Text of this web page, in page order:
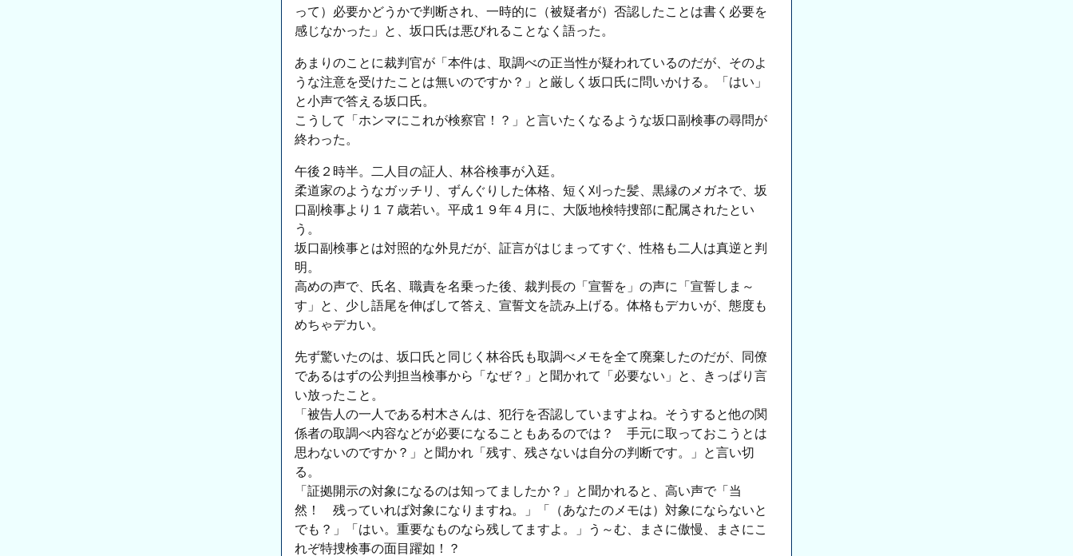
って）必要かどうかで判断され、一時的に（被疑者が）否認したことは書く必要を
感じなかった」と、坂口氏は悪びれることなく語った。
あまりのことに裁判官が「本件は、取調べの正当性が疑われているのだが、そのよ
うな注意を受けたことは無いのですか？」と厳しく坂口氏に問いかける。「はい」
と小声で答える坂口氏。
こうして「ホンマにこれが検察官！？」と言いたくなるような坂口副検事の尋問が
終わった。
午後２時半。二人目の証人、林谷検事が入廷。
柔道家のようなガッチリ、ずんぐりした体格、短く刈った髪、黒縁のメガネで、坂
口副検事より１７歳若い。平成１９年４月に、大阪地検特捜部に配属されたとい
う。
坂口副検事とは対照的な外見だが、証言がはじまってすぐ、性格も二人は真逆と判
明。
高めの声で、氏名、職責を名乗った後、裁判長の「宣誓を」の声に「宣誓しま～
す」と、少し語尾を伸ばして答え、宣誓文を読み上げる。体格もデカいが、態度も
めちゃデカい。
先ず驚いたのは、坂口氏と同じく林谷氏も取調べメモを全て廃棄したのだが、同僚
であるはずの公判担当検事から「なぜ？」と聞かれて「必要ない」と、きっぱり言
い放ったこと。
「被告人の一人である村木さんは、犯行を否認していますよね。そうすると他の関
係者の取調べ内容などが必要になることもあるのでは？ 手元に取っておこうとは
思わないのですか？」と聞かれ「残す、残さないは自分の判断です。」と言い切
る。
「証拠開示の対象になるのは知ってましたか？」と聞かれると、高い声で「当
然！ 残っていれば対象になりますね。」「（あなたのメモは）対象にならないと
でも？」「はい。重要なものなら残してますよ。」う～む、まさに傲慢、まさにこ
れぞ特捜検事の面目躍如！？